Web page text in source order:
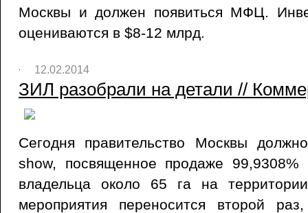
Москвы и должен появиться МФЦ.
оцениваются в $8-12 млрд.
12.02.2014
ЗИЛ разобрали на детали //
Сегодня правительство Москвы
show, посвященное продаже
владельца около 65 га на
мероприятия переносится второй